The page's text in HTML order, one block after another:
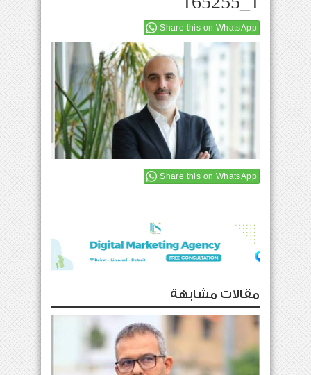
Share this on WhatsApp
Share this on WhatsApp
مقالات مشابهة